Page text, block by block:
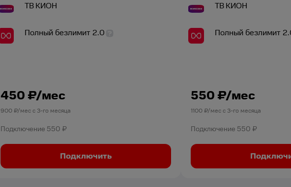
ТВКИОН
Полный безлимит 2.0
450 ₽/мес
900₽/мес с 3-го месяца
Подключение 550 ₽
Подключить
ТВКИОН
Полный безлимит
550 ₽/мес
1100₽/мес с 3-го месяца
Подключение 550 ₽